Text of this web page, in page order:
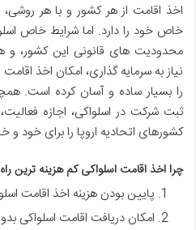
اخذ اقامت از هر کشور و با هر
خاص خود را دارد. اما شرایط خاص
محدودیت ‌های قانونی این کشور،
نیاز به سرمایه گذاری، امکان اخذ
را بسیار ساده و آسان کرده است.
ثبت شرکت در اسلواکی، اجازه
کشورهای اتحادیه اروپا را برای خود و
چرا اخذ اقامت اسلواکی کم هزینه ترین
پایین بودن هزینه اخذ اقامت
امکان دریافت اقامت اسلواکی